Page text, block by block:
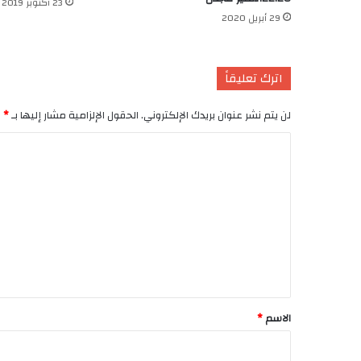
29 أبريل 2020
اترك تعليقاً
لن يتم نشر عنوان بريدك الإلكتروني.الحقول الإلزامية مشار إليها بـ*
*
الاسم*